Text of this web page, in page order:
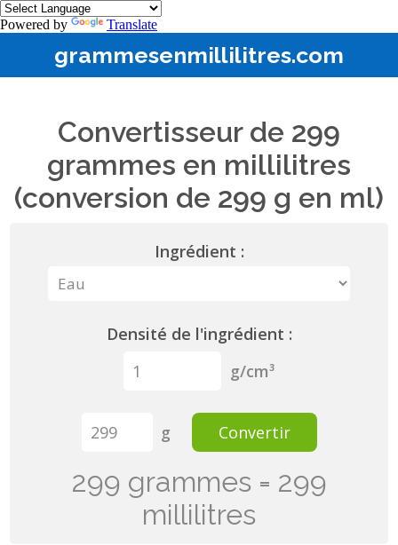
Powered by Translate
grammesenmillilitres.com
Convertisseur de 299
grammes en millilitres
(conversion de 299 g en ml)
Ingrédient :
Densité de l'ingrédient :
g/cm³
g Convertir
299 grammes = 299
millilitres